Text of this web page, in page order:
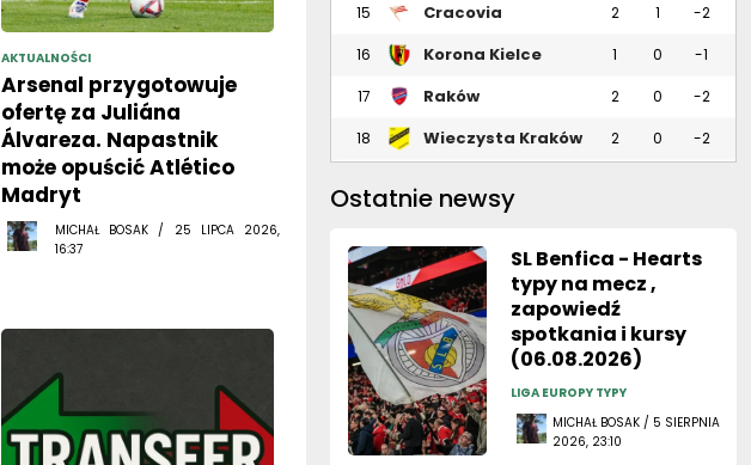
AKTUALNOŚCI
Arsenal przygotowuje
ofertę za Juliána
Álvareza. Napastnik
może opuścić Atlético
Madryt
MICHAŁ BOSAK / 25 LIPCA 2026,
16:37
15 Cracovia 2 1 -2
16 Korona Kielce 1 0 -1
17
Raków
2 0 -2
18 Wieczysta Kraków 2 0 -2
Ostatnie newsy
SL Benfica - Hearts
typy na mecz ,
zapowiedź
spotkania i kursy
(06.08.2026)
LIGA EUROPY TYPY
MICHAŁ BOSAK / 5 SIERPNIA
2026, 23:10